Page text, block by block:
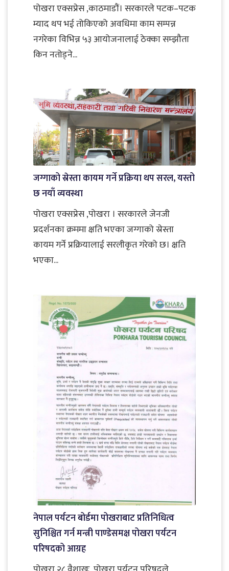
पोखरा एक्सप्रेस ,काठमाडौं। सरकारले पटक–पटक
म्याद थप भई तोकिएको अवधिमा काम सम्पन्न
नगरेका विभिन्न ५३ आयोजनालाई ठेक्का सम्झौता
किन नतोड्ने...
जग्गाको स्रेस्ता कायम गर्ने प्रक्रिया थप सरल, यस्तो
छ नयाँ व्यवस्था
पोखरा एक्सप्रेस ,पोखरा । सरकारले जेनजी
प्रदर्शनका क्रममा क्षति भएका जग्गाको स्रेस्ता
कायम गर्ने प्रक्रियालाई सरलीकृत गरेको छ। क्षति
भएका...
नेपाल पर्यटन बोर्डमा पोखराबाट प्रतिनिधित्व
सुनिश्चित गर्न मन्त्री पाण्डेसमक्ष पोखरा पर्यटन
परिषदको आग्रह